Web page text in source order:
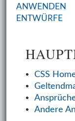
CSS
Andere
ANWENDEN
ENTWÜRFE